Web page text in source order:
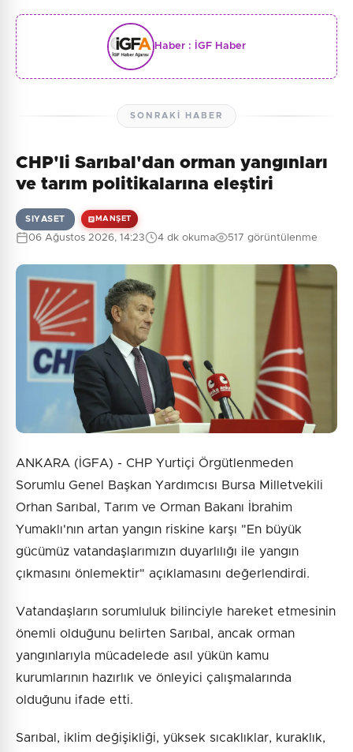
Haber : İGF Haber
SONRAKI HABER
CHP'li Sarıbal'dan orman yangınları
ve tarım politikalarına eleştiri
SIYASET MANŞET
06 Ağustos 2026, 14:23 4 dk okuma 517 görüntülenme
ANKARA (İGFA) - CHP Yurtiçi Örgütlenmeden
Sorumlu Genel Başkan Yardımcısı Bursa Milletvekili
Orhan Sarıbal, Tarım ve Orman Bakanı İbrahim
Yumaklı'nın artan yangın riskine karşı "En büyük
gücümüz vatandaşlarımızın duyarlılığı ile yangın
çıkmasını önlemektir" açıklamasını değerlendirdi.
Vatandaşların sorumluluk bilinciyle hareket etmesinin
önemli olduğunu belirten Sarıbal, ancak orman
yangınlarıyla mücadelede asıl yükün kamu
kurumlarının hazırlık ve önleyici çalışmalarında
olduğunu ifade etti.
Sarıbal, iklim değişikliği, yüksek sıcaklıklar, kuraklık,